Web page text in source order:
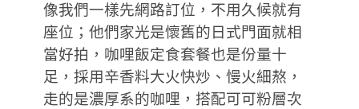
像我們一樣先網路訂位，不用久候就有
座位；他們家光是懷舊的日式門面就相
當好拍，咖哩飯定食套餐也是份量十
足，採用辛香料大火快炒、慢火細熬，
走的是濃厚系的咖哩，搭配可可粉層次